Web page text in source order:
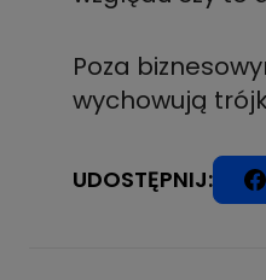
Poza
wychowują
UDOSTĘPNIJ: